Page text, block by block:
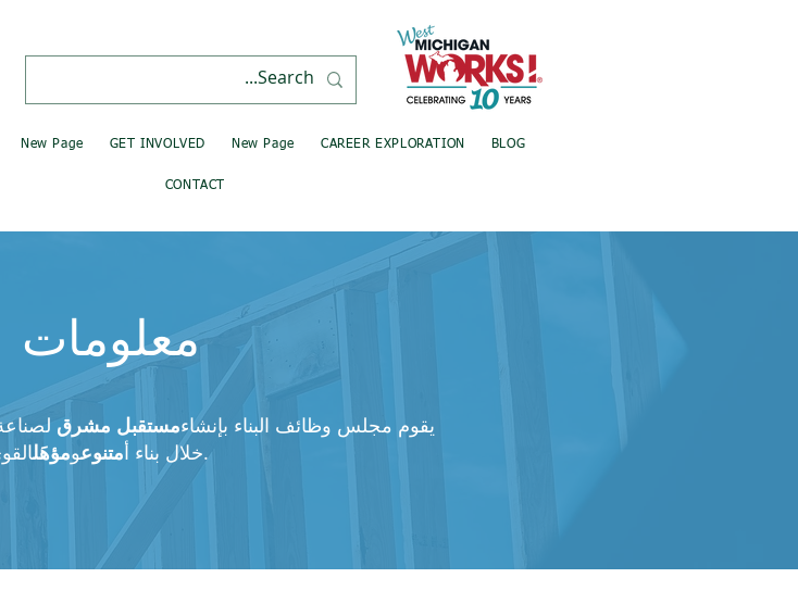
New Page GET INVOLVED New Page CAREER EXPLORATION BLOG
CONTACT
معلومات
يقوم مجلس وظائف البناء بإنشاءمستقبل مشرق
خلال بناء أمتنوعومؤهَل القوى العاملة.